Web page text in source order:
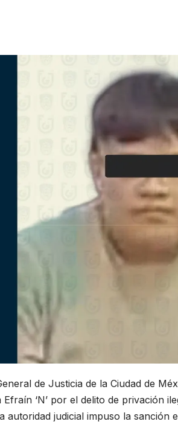
de Justicia de la Ciudad de
‘N’ por el delito de privación
judicial impuso la sanción